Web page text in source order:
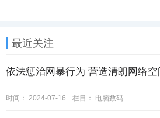
最近关注
依法惩治网暴行为 营造清朗网络空
时间： 2024-07-16 栏目： 电脑数码